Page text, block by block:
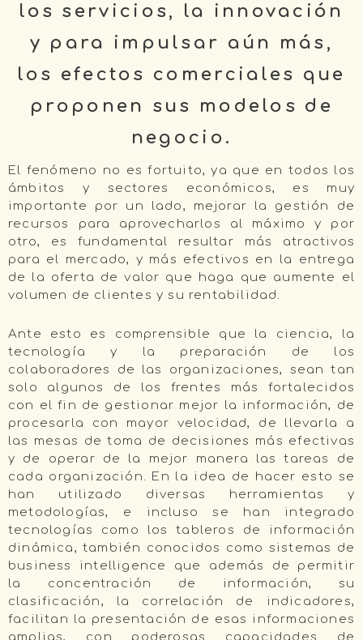
los servicios, la innovación
y para impulsar aún más,
los efectos comerciales que
proponen sus modelos de
negocio.
El fenómeno no es fortuito, ya que en todos los
ámbitos y sectores económicos, es muy
importante por un lado, mejorar la gestión de
recursos para aprovecharlos al máximo y por
otro, es fundamental resultar más atractivos
para el mercado, y más efectivos en la entrega
de la oferta de valor que haga que aumente el
volumen de clientes y su rentabilidad.
Ante esto es comprensible que la ciencia, la
tecnología y la preparación de los
colaboradores de las organizaciones, sean tan
solo algunos de los frentes más fortalecidos
con el fin de gestionar mejor la información, de
procesarla con mayor velocidad, de llevarla a
las mesas de toma de decisiones más efectivas
y de operar de la mejor manera las tareas de
cada organización. En la idea de hacer esto se
han utilizado diversas herramientas y
metodologías, e incluso se han integrado
tecnologías como los tableros de información
dinámica, también conocidos como sistemas de
business intelligence que además de permitir
la concentración de información, su
clasificación, la correlación de indicadores,
facilitan la presentación de esas informaciones
amplias, con poderosas capacidades de